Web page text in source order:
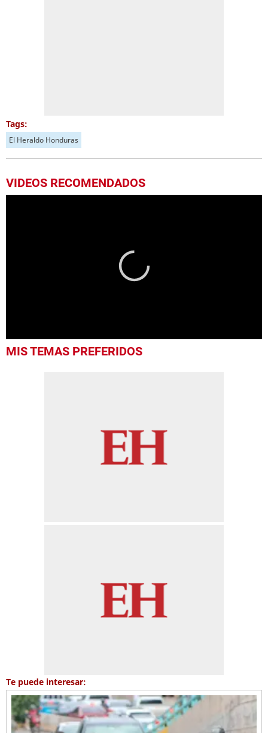
Tags:
El Heraldo Honduras
VIDEOS RECOMENDADOS
seconds
MIS TEMAS PREFERIDOS
Te puede interesar: